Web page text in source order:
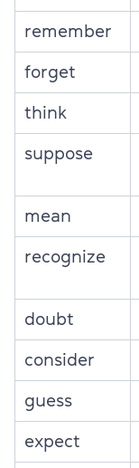
remember
forget
think
suppose
mean
recognize
doubt
consider
guess
expect